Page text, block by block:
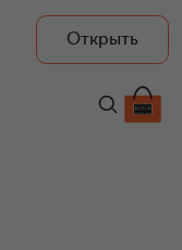
Открыть
27 650 ₽